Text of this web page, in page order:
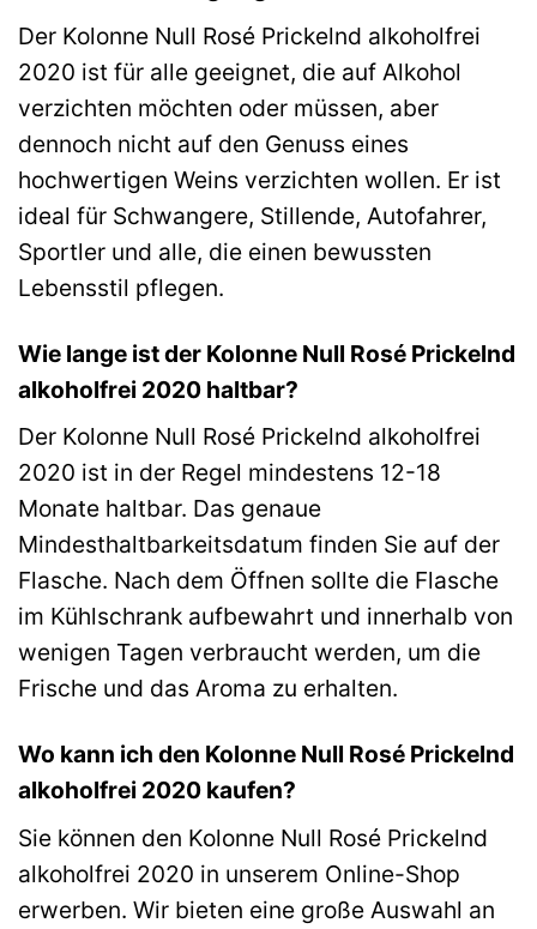
Der Kolonne Null Rosé Prickelnd alkoholfrei
2020 ist für alle geeignet, die auf Alkohol
verzichten möchten oder müssen, aber
dennoch nicht auf den Genuss eines
hochwertigen Weins verzichten wollen. Er ist
ideal für Schwangere, Stillende, Autofahrer,
Sportler und alle, die einen bewussten
Lebensstil pflegen.
Wie lange ist der Kolonne Null Rosé Prickelnd
alkoholfrei 2020 haltbar?
Der Kolonne Null Rosé Prickelnd alkoholfrei
2020 ist in der Regel mindestens 12-18
Monate haltbar. Das genaue
Mindesthaltbarkeitsdatum finden Sie auf der
Flasche. Nach dem Öffnen sollte die Flasche
im Kühlschrank aufbewahrt und innerhalb von
wenigen Tagen verbraucht werden, um die
Frische und das Aroma zu erhalten.
Wo kann ich den Kolonne Null Rosé Prickelnd
alkoholfrei 2020 kaufen?
Sie können den Kolonne Null Rosé Prickelnd
alkoholfrei 2020 in unserem Online-Shop
erwerben. Wir bieten eine große Auswahl an